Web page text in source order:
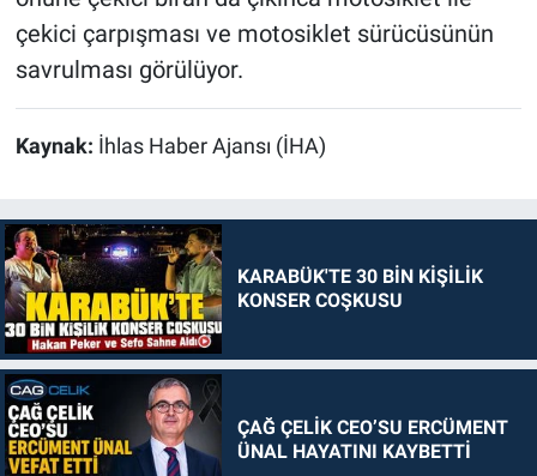
çekici çarpışması ve motosiklet sürücüsünün
savrulması görülüyor.
Kaynak: İhlas Haber Ajansı (İHA)
KARABÜK'TE 30 BİN KİŞİLİK
KONSER COŞKUSU
ÇAĞ ÇELİK CEO’SU ERCÜMENT
ÜNAL HAYATINI KAYBETTİ